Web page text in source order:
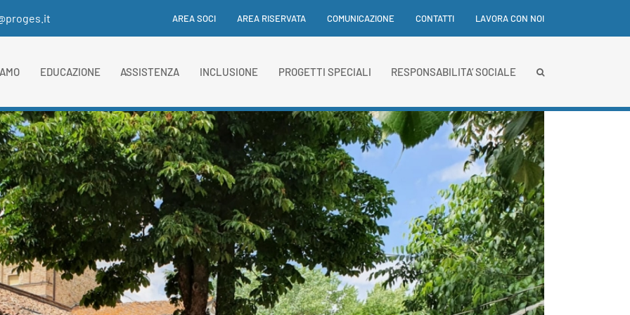
AREA SOCI AREA RISERVATA COMUNICAZIONE CONTATTI LAVORA CON NOI
EDUCAZIONE ASSISTENZA INCLUSIONE PROGETTI SPECIALI RESPONSABILITA’ SOCIALE